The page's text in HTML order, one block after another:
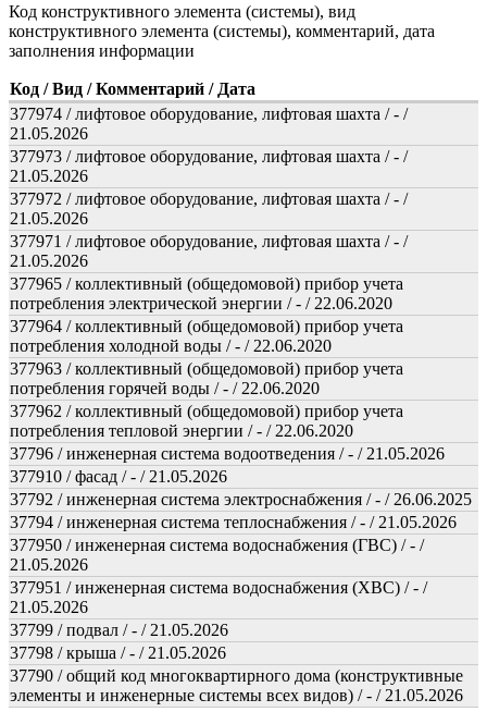
Код конструктивного элемента (системы), вид
конструктивного элемента (системы), комментарий, дата
заполнения информации
Код / Вид / Комментарий / Дата
377974 / лифтовое оборудование, лифтовая шахта / - /
21.05.2026
377973 / лифтовое оборудование, лифтовая шахта / - /
21.05.2026
377972 / лифтовое оборудование, лифтовая шахта / - /
21.05.2026
377971 / лифтовое оборудование, лифтовая шахта / - /
21.05.2026
377965 / коллективный (общедомовой) прибор учета
потребления электрической энергии / - / 22.06.2020
377964 / коллективный (общедомовой) прибор учета
потребления холодной воды / - / 22.06.2020
377963 / коллективный (общедомовой) прибор учета
потребления горячей воды / - / 22.06.2020
377962 / коллективный (общедомовой) прибор учета
потребления тепловой энергии / - / 22.06.2020
37796 / инженерная система водоотведения / - / 21.05.2026
377910 / фасад / - / 21.05.2026
37792 / инженерная система электроснабжения / - / 26.06.2025
37794 / инженерная система теплоснабжения / - / 21.05.2026
377950 / инженерная система водоснабжения (ГВС) / - /
21.05.2026
377951 / инженерная система водоснабжения (ХВС) / - /
21.05.2026
37799 / подвал / - / 21.05.2026
37798 / крыша / - / 21.05.2026
37790 / общий код многоквартирного дома (конструктивные
элементы и инженерные системы всех видов) / - / 21.05.2026